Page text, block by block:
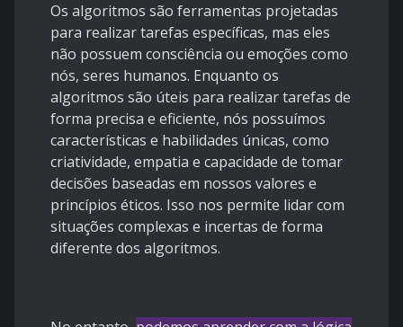
Os algoritmos são ferramentas projetadas
para realizar tarefas específicas, mas eles
não possuem consciência ou emoções como
nós, seres humanos. Enquanto os
algoritmos são úteis para realizar tarefas de
forma precisa e eficiente, nós possuímos
características e habilidades únicas, como
criatividade, empatia e capacidade de tomar
decisões baseadas em nossos valores e
princípios éticos. Isso nos permite lidar com
situações complexas e incertas de forma
diferente dos algoritmos.